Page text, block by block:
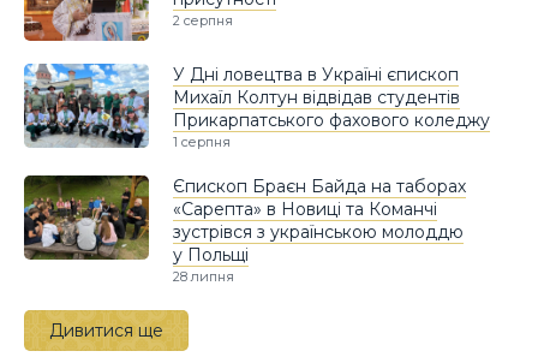
2 серпня
У Дні ловецтва в Україні єпископ
Михаїл Колтун відвідав студентів
Прикарпатського фахового коледжу
1 серпня
Єпископ Браєн Байда на таборах
«Сарепта» в Новиці та Команчі
зустрівся з українською молоддю
у Польщі
28 липня
Дивитися ще